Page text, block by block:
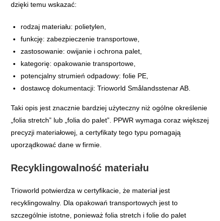
dzięki temu wskazać:
rodzaj materiału: polietylen,
funkcję: zabezpieczenie transportowe,
zastosowanie: owijanie i ochrona palet,
kategorię: opakowanie transportowe,
potencjalny strumień odpadowy: folie PE,
dostawcę dokumentacji: Trioworld Smålandsstenar AB.
Taki opis jest znacznie bardziej użyteczny niż ogólne określenie
„folia stretch” lub „folia do palet”. PPWR wymaga coraz większej
precyzji materiałowej, a certyfikaty tego typu pomagają
uporządkować dane w firmie.
Recyklingowalność materiału
Trioworld potwierdza w certyfikacie, że materiał jest
recyklingowalny. Dla opakowań transportowych jest to
szczególnie istotne, ponieważ folia stretch i folie do palet